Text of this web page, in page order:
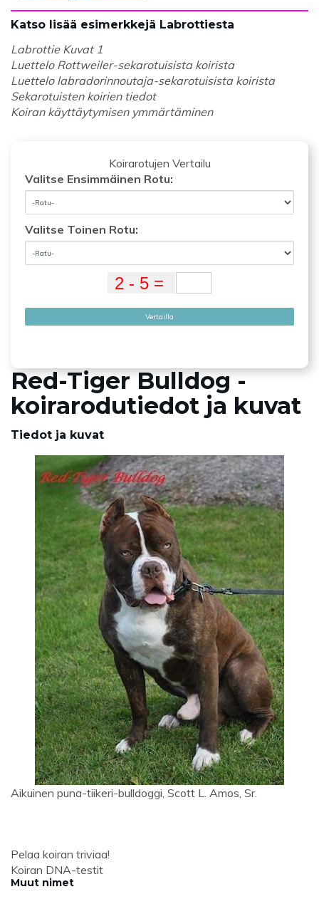
Katso lisää esimerkkejä Labrottiesta
Labrottie Kuvat 1
Luettelo Rottweiler-sekarotuisista koirista
Luettelo labradorinnoutaja-sekarotuisista koirista
Sekarotuisten koirien tiedot
Koiran käyttäytymisen ymmärtäminen
Koirarotujen Vertailu
Valitse Ensimmäinen Rotu:
Valitse Toinen Rotu:
Vertailla
Red-Tiger Bulldog -
koirarodutiedot ja kuvat
Tiedot ja kuvat
Aikuinen puna-tiikeri-bulldoggi, Scott L. Amos, Sr.
Pelaa koiran triviaa!
Koiran DNA-testit
Muut nimet